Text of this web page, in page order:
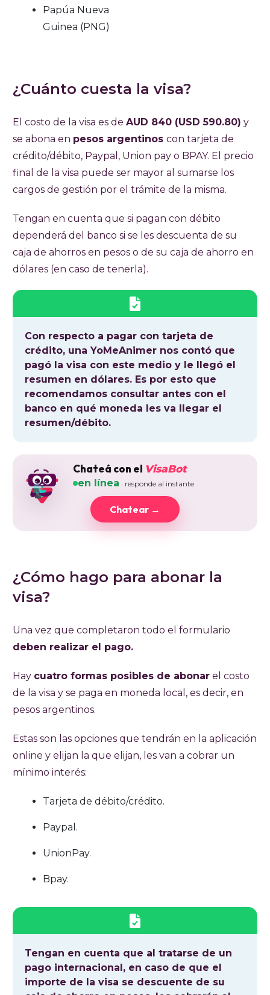
Papúa Nueva
Guinea (PNG)
¿Cuánto cuesta la visa?
El costo de la visa es de AUD 840 (USD 590.80) y
se abona en pesos argentinos con tarjeta de
crédito/débito, Paypal, Union pay o BPAY. El precio
final de la visa puede ser mayor al sumarse los
cargos de gestión por el trámite de la misma.
Tengan en cuenta que si pagan con débito
dependerá del banco si se les descuenta de su
caja de ahorros en pesos o de su caja de ahorro en
dólares (en caso de tenerla).
Con respecto a pagar con tarjeta de
crédito, una YoMeAnimer nos contó que
pagó la visa con este medio y le llegó el
resumen en dólares. Es por esto que
recomendamos consultar antes con el
banco en qué moneda les va llegar el
resumen/débito.
Chateá con el VisaBot
en línea · responde al instante
Chatear →
¿Cómo hago para abonar la
visa?
Una vez que completaron todo el formulario
deben realizar el pago.
Hay cuatro formas posibles de abonar el costo
de la visa y se paga en moneda local, es decir, en
pesos argentinos.
Estas son las opciones que tendrán en la aplicación
online y elijan la que elijan, les van a cobrar un
mínimo interés:
Tarjeta de débito/crédito.
Paypal.
UnionPay.
Bpay.
Tengan en cuenta que al tratarse de un
pago internacional, en caso de que el
importe de la visa se descuente de su